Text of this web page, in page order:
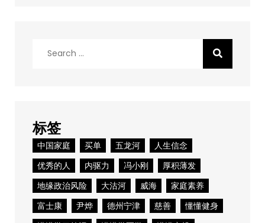
标签
中国家庭 买单 五龙河
人生信念
优秀的人
内驱力 冯小刚
厚积薄发
地缘政治风险
大沽河 威海
家庭素养
富士康
尹烨 德州宁津 慈善
懂懂健身